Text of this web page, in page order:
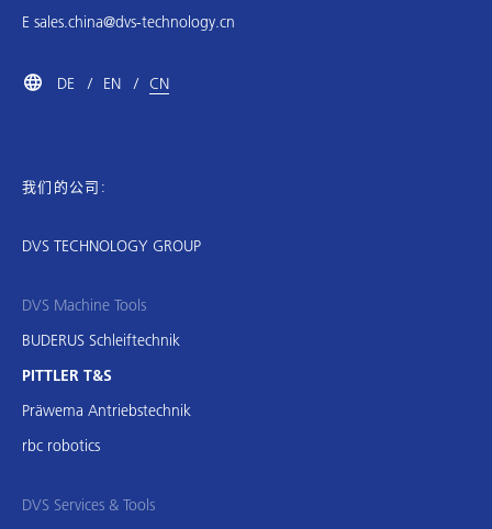
E sales.china@dvs-technology.cn
DE EN CN
我们的公司:
DVS TECHNOLOGY GROUP
DVS Machine Tools
BUDERUS Schleiftechnik
PITTLER T&S
Präwema Antriebstechnik
rbc robotics
DVS Services & Tools